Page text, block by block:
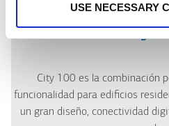
USE NECESSARY
City
City 100 es la combinación
funcionalidad para edificios
un gran diseño, conectividad